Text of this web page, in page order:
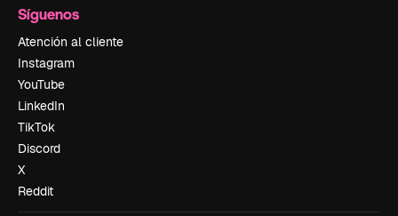
Síguenos
Atención al cliente
Instagram
YouTube
LinkedIn
TikTok
Discord
X
Reddit